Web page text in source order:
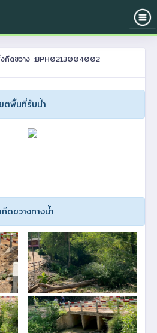
กีดขวาง :BPH0213004002
ตพื้นที่รับน้ำ
ดขวางทางน้ำ